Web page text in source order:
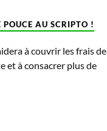
POUCE AU SCRIPTO !
à couvrir les frais de
et à consacrer plus de